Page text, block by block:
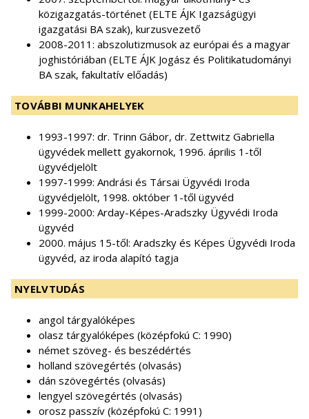
közigazgatás-történet (ELTE ÁJK Igazságügyi
igazgatási BA szak), kurzusvezető
2008-2011: abszolutizmusok az európai és a magyar
joghistóriában (ELTE ÁJK Jogász és Politikatudományi
BA szak, fakultatív előadás)
TOVÁBBI MUNKAHELYEK
1993-1997: dr. Trinn Gábor, dr. Zettwitz Gabriella
ügyvédek mellett gyakornok, 1996. április 1-től
ügyvédjelölt
1997-1999: Andrási és Társai Ügyvédi Iroda
ügyvédjelölt, 1998. október 1-től ügyvéd
1999-2000: Arday-Képes-Aradszky Ügyvédi Iroda
ügyvéd
2000. május 15-től: Aradszky és Képes Ügyvédi Iroda
ügyvéd, az iroda alapító tagja
NYELVTUDÁS
angol tárgyalóképes
olasz tárgyalóképes (középfokú C: 1990)
német szöveg- és beszédértés
holland szövegértés (olvasás)
dán szövegértés (olvasás)
lengyel szövegértés (olvasás)
orosz passzív (középfokú C: 1991)